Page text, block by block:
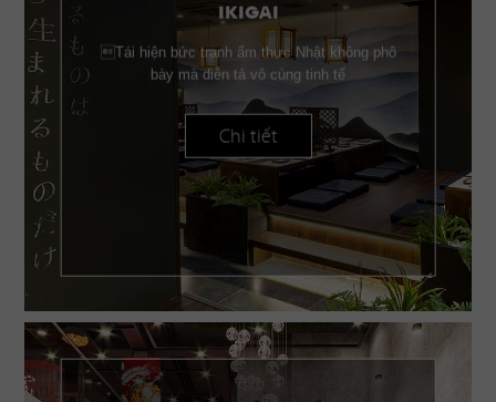
IKIGAI
Tái hiện bức tranh ẩm thực Nhật không phô
bày mà diễn tả vô cùng tinh tế
Chi tiết